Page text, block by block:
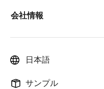
会社情報
日本語
サンプル
2023年5月20日